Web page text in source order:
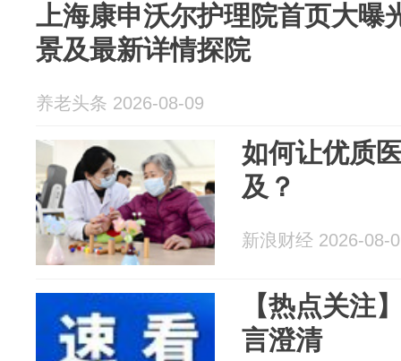
上海康申沃尔护理院首页大曝
景及最新详情探院
养老头条 2026-08-09
如何让优质
及？
新浪财经 2026-08-
【热点关注
言澄清